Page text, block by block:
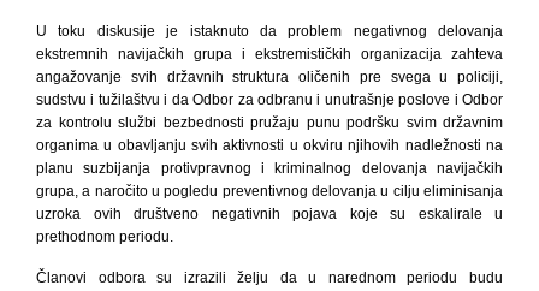
U toku diskusije je istaknuto da problem negativnog delovanja
ekstremnih navijačkih grupa i ekstremističkih organizacija zahteva
angažovanje svih državnih struktura oličenih pre svega u policiji,
sudstvu i tužilaštvu i da Odbor za odbranu i unutrašnje poslove i Odbor
za kontrolu službi bezbednosti pružaju punu podršku svim državnim
organima u obavljanju svih aktivnosti u okviru njihovih nadležnosti na
planu suzbijanja protivpravnog i kriminalnog delovanja navijačkih
grupa, a naročito u pogledu preventivnog delovanja u cilju eliminisanja
uzroka ovih društveno negativnih pojava koje su eskalirale u
prethodnom periodu.
Članovi odbora su izrazili želju da u narednom periodu budu